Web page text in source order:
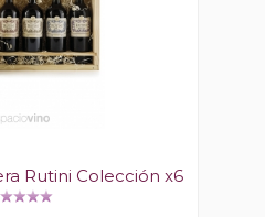
Rutini Colección x6